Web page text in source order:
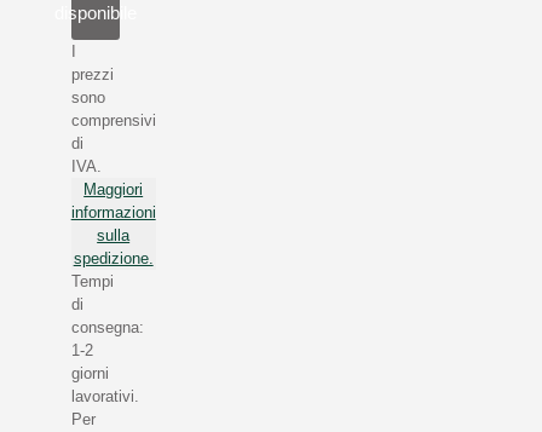
disponibile
prezzi
sono
comprensivi
di
IVA.
Maggiori
informazioni
sulla
spedizione.
Tempi
di
consegna:
1-2
giorni
lavorativi.
Per